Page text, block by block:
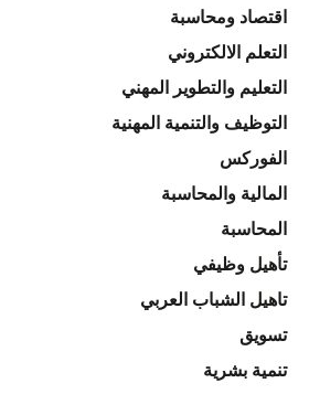
اقتصاد ومحاسبة
التعلم الالكتروني
التعليم والتطوير المهني
التوظيف والتنمية المهنية
الفوركس
المالية والمحاسبة
المحاسبة
تأهيل وظيفي
تاهيل الشباب العربي
تسويق
تنمية بشرية